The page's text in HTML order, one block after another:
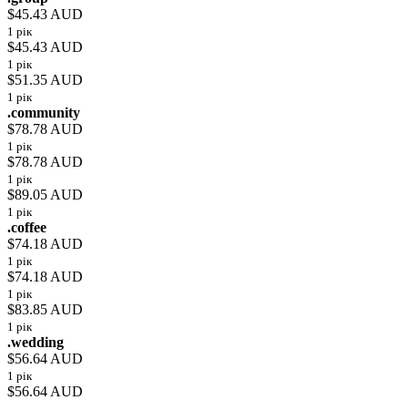
$45.43 AUD
1 рік
$45.43 AUD
1 рік
$51.35 AUD
1 рік
.community
$78.78 AUD
1 рік
$78.78 AUD
1 рік
$89.05 AUD
1 рік
.coffee
$74.18 AUD
1 рік
$74.18 AUD
1 рік
$83.85 AUD
1 рік
.wedding
$56.64 AUD
1 рік
$56.64 AUD